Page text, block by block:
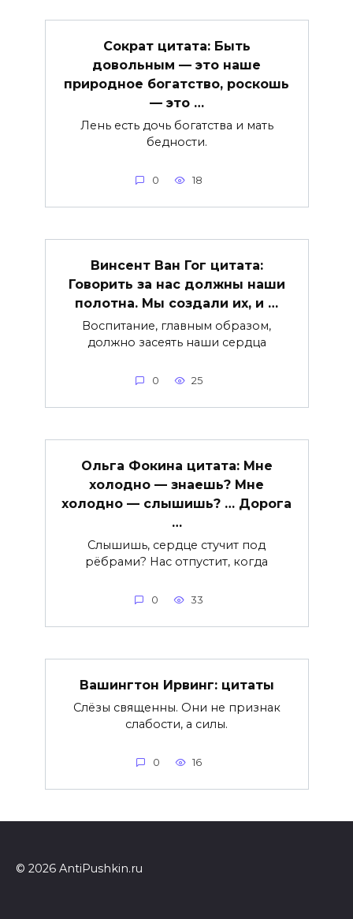
Сократ цитата: Быть
довольным — это наше
природное богатство, роскошь
— это …
Лень есть дочь богатства и мать
бедности.
0 18
Винсент Ван Гог цитата:
Говорить за нас должны наши
полотна. Мы создали их, и …
Воспитание, главным образом,
должно засеять наши сердца
0 25
Ольга Фокина цитата: Мне
холодно — знаешь? Мне
холодно — слышишь? … Дорога
…
Слышишь, сердце стучит под
рёбрами? Нас отпустит, когда
0 33
Вашингтон Ирвинг: цитаты
Слёзы священны. Они не признак
слабости, а силы.
0 16
© 2026 AntiPushkin.ru